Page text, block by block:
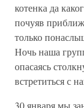
котенка да
почуяв
только
Ночь наша
опасаясь
встретиться с
30 января мы